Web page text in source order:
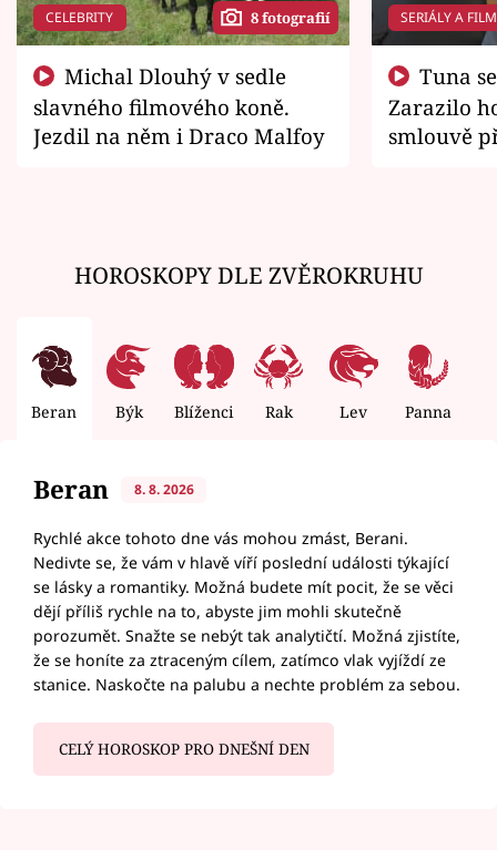
CELEBRITY 8 fotografií
slavného filmového koně.
Jezdil na něm i Draco Malfoy
SERIÁLY A
Zarazilo
smlouvě
HOROSKOPY DLE ZVĚROKRUHU
Beran Býk Blíženci Rak Lev Panna
Beran 8. 8. 2026
Rychlé akce tohoto dne vás mohou zmást, Berani.
Nedivte se, že vám v hlavě víří poslední události týkající
se lásky a romantiky. Možná budete mít pocit, že se věci
dějí příliš rychle na to, abyste jim mohli skutečně
porozumět. Snažte se nebýt tak analytičtí. Možná zjistíte,
že se honíte za ztraceným cílem, zatímco vlak vyjíždí ze
stanice. Naskočte na palubu a nechte problém za sebou.
CELÝ HOROSKOP PRO DNEŠNÍ DEN